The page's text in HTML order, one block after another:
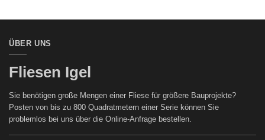
ÜBER UNS
Fliesen Igel
Sie benötigen große Mengen einer Fliese für größere Bauprojekte?
Posten von bis zu 800 Quadratmetern einer Serie können Sie
problemlos bei uns über die Online-Anfrage bestellen.